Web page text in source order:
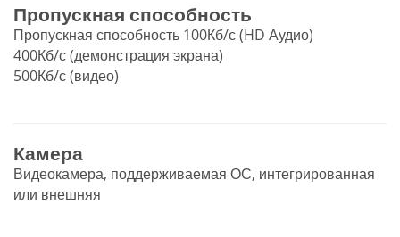
Пропускная способность
Пропускная способность 100Кб/с (HD Аудио)
400Кб/с (демонстрация экрана)
500Кб/с (видео)
Камера
Видеокамера, поддерживаемая ОС, интегрированная
или внешняя